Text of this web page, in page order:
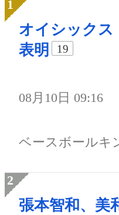
オイシックス
表明
19
08月10日 09:16
ベースボールキ
張本智和、美